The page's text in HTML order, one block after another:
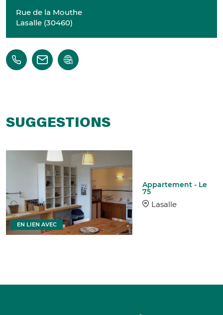
Rue de la Mouthe
Lasalle (30460)
SUGGESTIONS
Appartement - Le
75
Lasalle
EN LIEN AVEC